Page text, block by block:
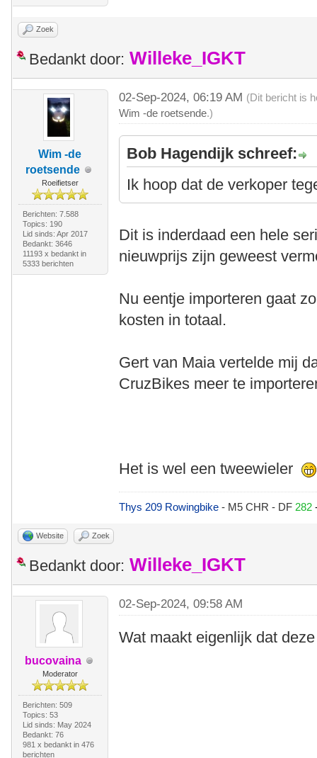
Zoek
Bedankt door: Willeke_IGKT
Wim -de
roetsende
Roeifietser
Berichten: 7.588
Topics: 190
Lid sinds: Apr 2017
Bedankt: 3646
11193 x bedankt in
5333 berichten
02-Sep-2024, 06:19 AM (Dit bericht is
Wim -de roetsende.)
Bob Hagendijk schreef:
Ik hoop dat de verkoper
Dit is inderdaad een hele
nieuwprijs zijn geweest
Nu eentje importeren gaat
kosten in totaal.
Gert van Maia vertelde mij
CruzBikes meer te
Het is wel een tweewieler
Thys 209 Rowingbike- M5 CHR - DF 282
Website Zoek
Bedankt door: Willeke_IGKT
bucovaina
Moderator
Berichten: 509
Topics: 53
Lid sinds: May 2024
Bedankt: 76
981 x bedankt in 476
berichten
02-Sep-2024, 09:58 AM
Wat maakt eigenlijk dat